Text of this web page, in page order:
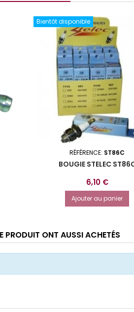
Bientôt disponible
RÉFÉRENCE: ST86C
BOUGIE STELEC
Prix
6,10 €
Ajouter au panier
PRODUIT ONT AUSSI ACHETÉS